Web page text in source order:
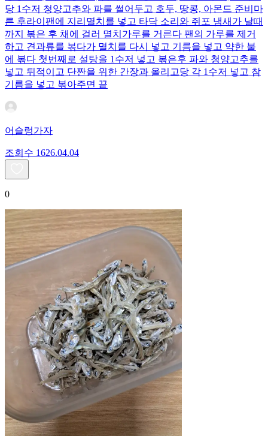
당 1수저 청양고추와 파를 썰어두고 호두, 땅콩, 아몬드 준비 ​ 마
른 후라이팬에 지리멸치를 넣고 타닥 소리와 쥐포 냄새가 날때
까지 볶은 후 채에 걸러 멸치가루를 거른다 팬의 가루를 제거
하고 견과류를 볶다가 멸치를 다시 넣고 기름을 넣고 약한 불
에 볶다 첫번째로 설탕을 1수저 넣고 볶은후 파와 청양고추를
넣고 뒤적이고 단짠을 위한 간장과 올리고당 각 1수저 넣고 참
기름을 넣고 볶아주면 끝
어슬렁가자
조회수 1626.04.04
0